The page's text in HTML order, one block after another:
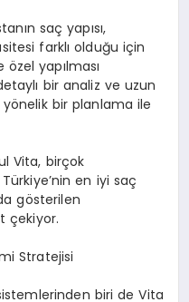
saç yapısı,
farklı olduğu için
yapılması
bir analiz ve uzun
yönelik bir planlama ile
Vita, birçok
en iyi saç
gösterilen
çekiyor.
Stratejisi
biri de Vita